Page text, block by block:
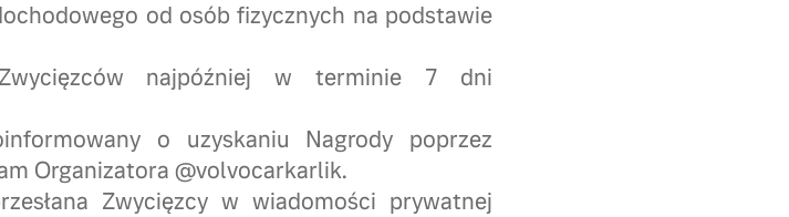
od osób fizycznych na podstawie
najpóźniej w terminie 7 dni
o uzyskaniu Nagrody poprzez
Organizatora @volvocarkarlik.
Zwycięzcy w wiadomości prywatnej